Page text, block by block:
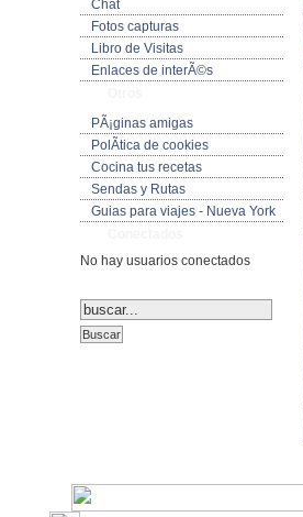
Chat
Fotos capturas
Libro de Visitas
Enlaces de interÃ©s
PÃ¡ginas amigas
PolÃ­tica de cookies
Cocina tus recetas
Sendas y Rutas
Guias para viajes - Nueva York
No hay usuarios conectados